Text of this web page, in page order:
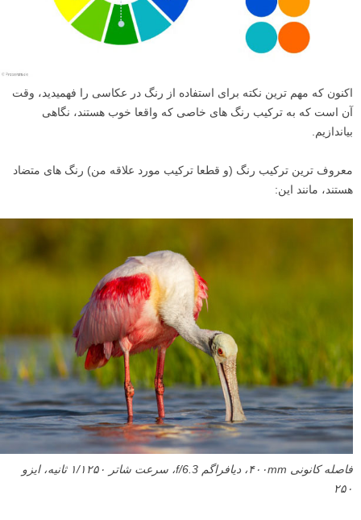
اکنون که مهم ترین نکته برای استفاده از رنگ در عکاسی را فهمیدید، وقت
آن است که به ترکیب رنگ های خاصی که واقعا خوب هستند، نگاهی
بیاندازیم.
معروف ترین ترکیب رنگ (و قطعا ترکیب مورد علاقه من) رنگ های متضاد
هستند، مانند این:
فاصله کانونی ۴۰۰mm، دیافراگم f/6.3، سرعت شاتر ۱/۱۲۵۰ ثانیه، ایزو
۲۵۰